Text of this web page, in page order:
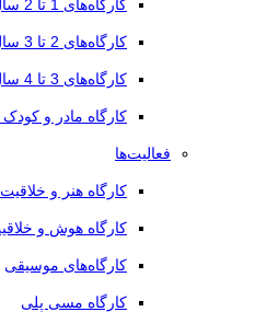
کارگاه‌های 1 تا 2 سال
کارگاه‌های 2 تا 3 سال
کارگاه‌های 3 تا 4 سال
کارگاه مادر و کودک
فعالیت‌ها
کارگاه هنر و خلاقیت
کارگاه هوش و
کارگاه‌های موسیقی
کارگاه مسی پلی